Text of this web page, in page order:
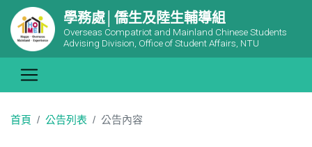
學務處│僑生及陸生輔導組
Overseas Compatriot and Mainland Chinese Students
Advising Division, Office of Student Affairs, NTU
首頁 公告列表 公告內容